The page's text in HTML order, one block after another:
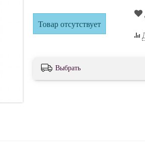
Товар отсутствует
Выбрать